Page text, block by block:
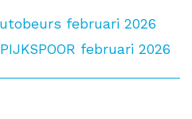
februari 2026
februari 2026